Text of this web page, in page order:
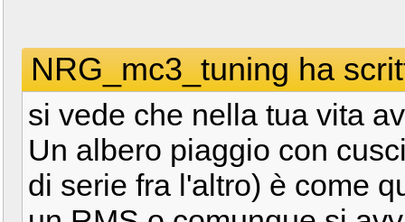
NRG_mc3_tuning ha
si vede che nella tua vita
Un albero piaggio con
di serie fra l'altro) è come